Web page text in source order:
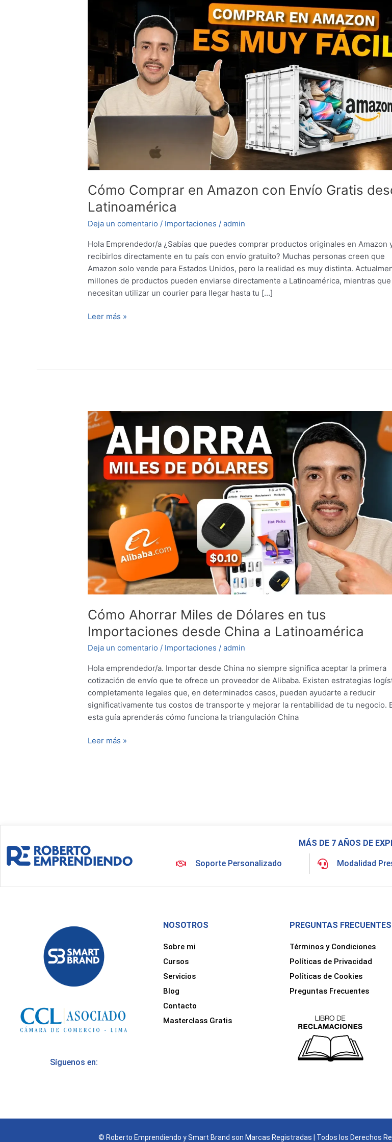
Cómo Comprar en Amazon con Envío Gratis
Latinoamérica
Deja un comentario / Importaciones /admin
Hola Emprendedor/a ¿Sabías que puedes comprar productos originales en Amazon
recibirlos directamente en tu país con envío gratuito? Muchas personas creen que
Amazon solo vende para Estados Unidos, pero la realidad es muy distinta.
millones de productos pueden enviarse directamente a Latinoamérica, mientras
necesitan utilizar un courier para llegar hasta tu […]
con
Envío
Gratis
desde
Latinoamérica
Leer más »
Cómo Ahorrar Miles de Dólares en tus
Importaciones desde China a Latinoamérica
Deja un comentario / Importaciones /admin
Hola emprendedor/a. Importar desde China no siempre significa aceptar la primera
cotización de envío que te ofrece un proveedor de Alibaba. Existen estrategias
completamente legales que, en determinados casos, pueden ayudarte a reducir
significativamente tus costos de transporte y mejorar la rentabilidad de tu negocio.
esta guía aprenderás cómo funciona la triangulación China
Cómo
Ahorrar
Miles
Dólares
tus
Importaciones
a
Latinoamérica
Leer más »
MÁS DE 7 AÑOS DE
Soporte Personalizado Modalidad
Síguenos en:
NOSOTROS
Sobre mi
Cursos
Servicios
Blog
Contacto
Masterclass Gratis
PREGUNTAS FRECUENTES
Términos y Condiciones
Políticas de Privacidad
Políticas de Cookies
Preguntas Frecuentes
© Roberto Emprendiendo y Smart Brand son Marcas Registradas | Todos los Derechos